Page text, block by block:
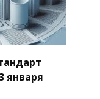
января